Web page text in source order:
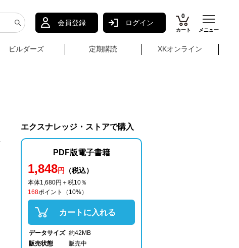
会員登録 ログイン
0
カート メニュー
ビルダーズ 定期購読 XKオンライン
エクスナレッジ・ストアで購入
PDF版電子書籍
1,848円 （税込）
本体1,680円＋税10％
168ポイント （10%）
カートに入れる
データサイズ 約42MB
販売状態
販売中